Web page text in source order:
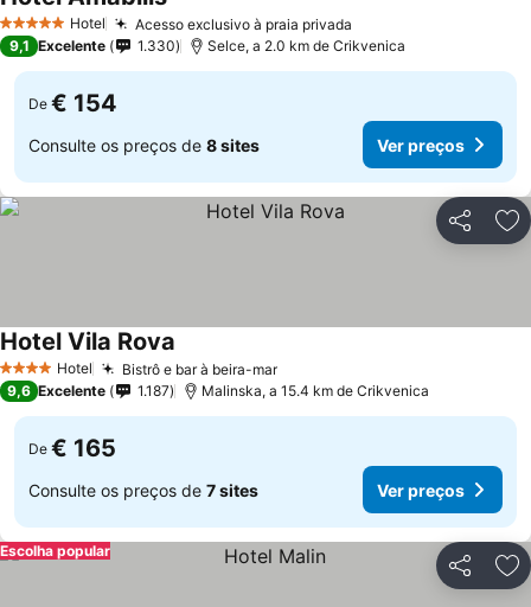
5 Estrelas Hotel Acesso exclusivo à praia privada
9,1 Excelente 1.330 Selce, a 2.0 km de Crikvenica
De € 154
Consulte os preços de 8 sites Ver preços
Partilhar
4 EstrelasHotel Bistrô e bar à beira-mar
Hotel Vila Rova
9,6 Excelente 1.187 Malinska, a 15.4 km de Crikvenica
De € 165
Consulte os preços de 7 sites Ver preços
Partilhar
Escolha popular